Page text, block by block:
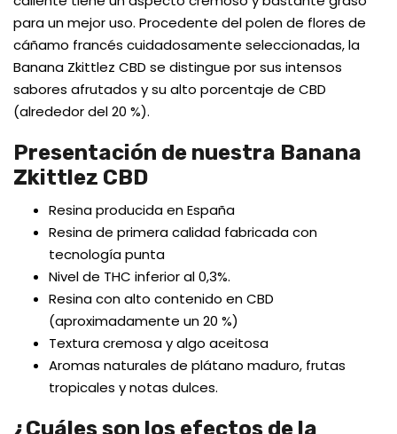
para un mejor uso. Procedente del polen de flores de
cáñamo francés cuidadosamente seleccionadas, la
Banana Zkittlez CBD se distingue por sus intensos
sabores afrutados y su alto porcentaje de CBD
(alrededor del 20 %).
Presentación de nuestra Banana
Zkittlez CBD
Resina producida en España
Resina de primera calidad fabricada con
tecnología punta
Nivel de THC inferior al 0,3%.
Resina con alto contenido en CBD
(aproximadamente un 20 %)
Textura cremosa y algo aceitosa
Aromas naturales de plátano maduro, frutas
tropicales y notas dulces.
¿Cuáles son los efectos de la